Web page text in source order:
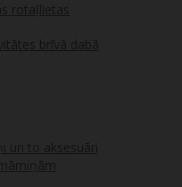
rotaļlietas
brīvā dabā
un to aksesuāri